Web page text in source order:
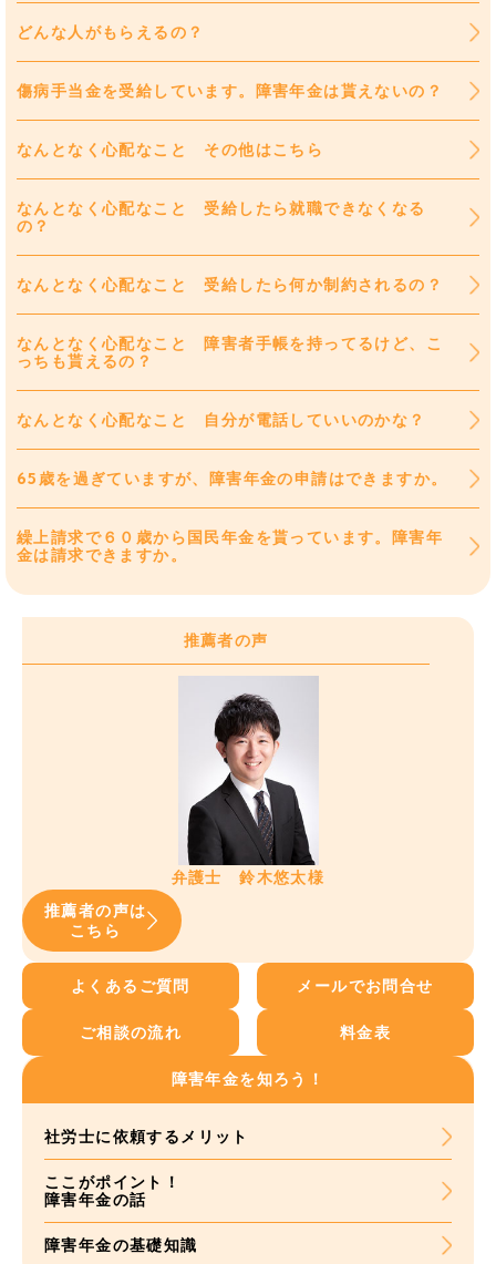
どんな人がもらえるの？
傷病手当金を受給しています。障害年金は貰えないの？
なんとなく心配なこと その他はこちら
なんとなく心配なこと 受給したら就職できなくなる
の？
なんとなく心配なこと 受給したら何か制約されるの？
なんとなく心配なこと 障害者手帳を持ってるけど、こ
っちも貰えるの？
なんとなく心配なこと 自分が電話していいのかな？
65歳を過ぎていますが、障害年金の申請はできますか。
繰上請求で６０歳から国民年金を貰っています。障害年
金は請求できますか。
推薦者の声
弁護士 鈴木悠太様
推薦者の声は
こちら
よくあるご質問 メールでお問合せ
ご相談の流れ 料金表
障害年金を知ろう！
社労士に依頼するメリット
ここがポイント！
障害年金の話
障害年金の基礎知識